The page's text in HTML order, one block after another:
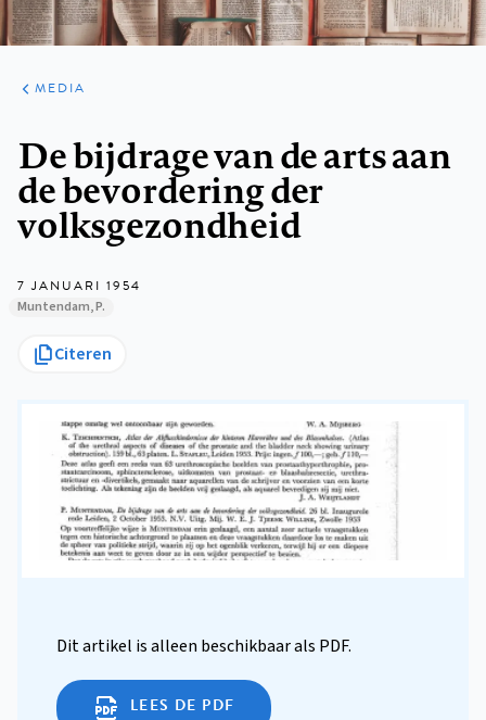
ARTIKELEN
VARIA
MEDIA
De bijdrage van de arts aan
de bevordering der
volksgezondheid
7 JANUARI 1954
Muntendam, P.
Citeren
Dit artikel is alleen beschikbaar als PDF.
LEES DE PDF